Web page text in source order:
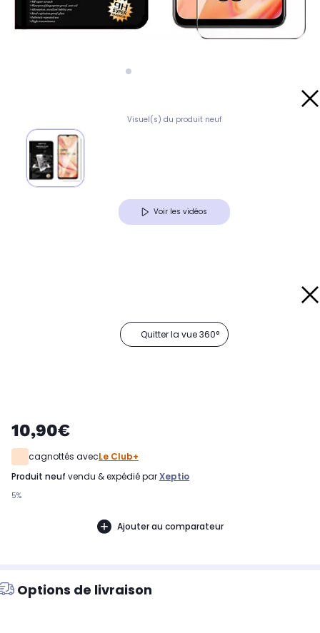
Visuel(s) du produit neuf
Voir les vidéos
Quitter la vue 360°
10,90€
cagnottés avecLe Club+
produit neuf vendu & expédié parXeptio
5%
Ajouter au comparateur
Options de livraison